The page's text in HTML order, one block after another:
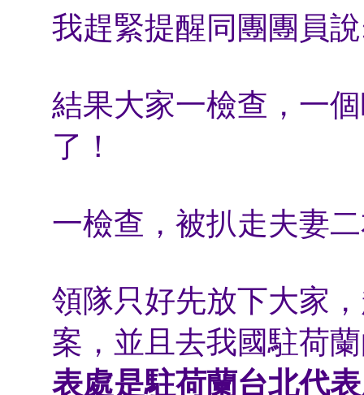
我趕緊提醒同團團員
結果大家一檢查，一
了！
一檢查，被扒走夫妻
領隊只好先放下大家
案，並且去我國駐荷
表處是駐荷蘭台北代